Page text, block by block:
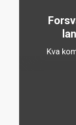
Kva